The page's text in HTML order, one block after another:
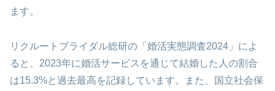
ます。
リクルートブライダル総研の「婚活実態調査2024」によ
ると、2023年に婚活サービスを通じて結婚した人の割合
は15.3%と過去最高を記録しています。また、国立社会保